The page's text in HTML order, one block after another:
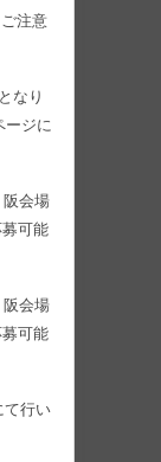
注意
なり
ージに
会場
可能
会場
可能
て行い